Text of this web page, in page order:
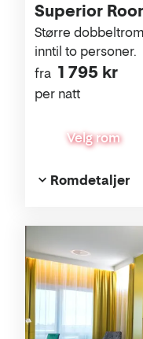
Superior
fra 1 795 kr
per natt
Større
inntil to personer.
Velg rom
Romdetaljer